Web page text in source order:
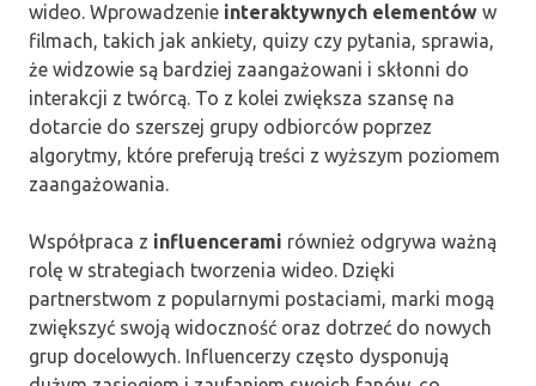
wideo. Wprowadzenie interaktywnych elementów w
filmach, takich jak ankiety, quizy czy pytania, sprawia,
że widzowie są bardziej zaangażowani i skłonni do
interakcji z twórcą. To z kolei zwiększa szansę na
dotarcie do szerszej grupy odbiorców poprzez
algorytmy, które preferują treści z wyższym poziomem
zaangażowania.
Współpraca z influencerami również odgrywa ważną
rolę w strategiach tworzenia wideo. Dzięki
partnerstwom z popularnymi postaciami, marki mogą
zwiększyć swoją widoczność oraz dotrzeć do nowych
grup docelowych. Influencerzy często dysponują